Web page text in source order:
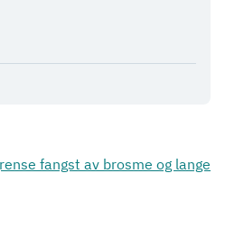
fangst av brosme og lange